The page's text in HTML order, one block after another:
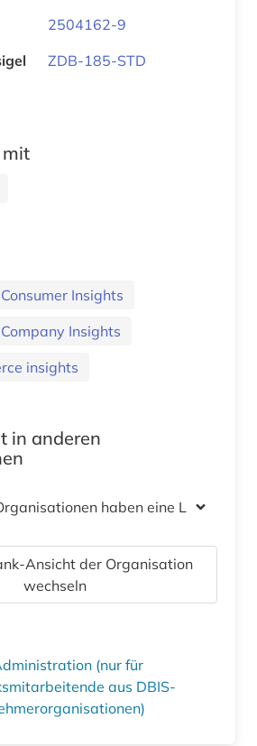
2504162-9
ZDB-185-STD
Insights
Insights
insights
in anderen
haben eine Lizenz
Ansicht der Organisation
wechseln
(nur für
aus DBIS-